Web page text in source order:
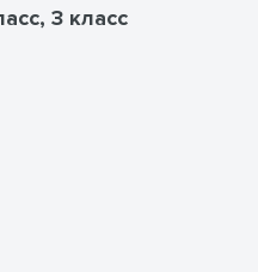
3 класс